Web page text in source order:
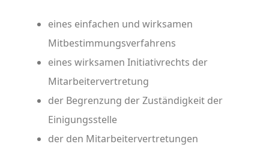
eines einfachen und wirksamen
Mitbestimmungsverfahrens
eines wirksamen Initiativrechts der
Mitarbeitervertretung
der Begrenzung der Zuständigkeit der
Einigungsstelle
der den Mitarbeitervertretungen